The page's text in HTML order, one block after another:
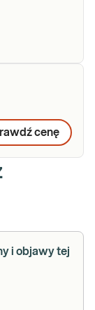
cenę
i objawy tej